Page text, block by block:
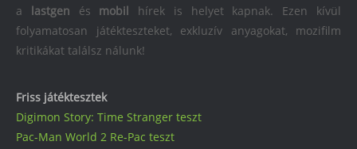
Friss játéktesztek
Digimon Story: Time Stranger teszt
Pac-Man World 2 Re-Pac teszt
a lastgen és mobil hírek is helyet kapnak. Ezen kívül
folyamatosan játékteszteket, exkluzív anyagokat, mozifilm
kritikákat találsz nálunk!